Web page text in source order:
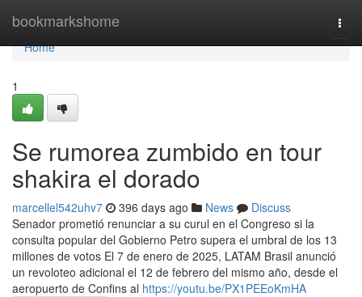
bookmarkshome
Home
Home
1
Se rumorea zumbido en tour
shakira el dorado
marcellel542uhv7 396 days ago News
Discuss
Senador prometió renunciar a su curul en el Congreso si la
consulta popular del Gobierno Petro supera el umbral de los 13
millones de votos El 7 de enero de 2025, LATAM Brasil anunció
un revoloteo adicional el 12 de febrero del mismo año, desde el
aeropuerto de Confins al https://youtu.be/PX1PEEoKmHA